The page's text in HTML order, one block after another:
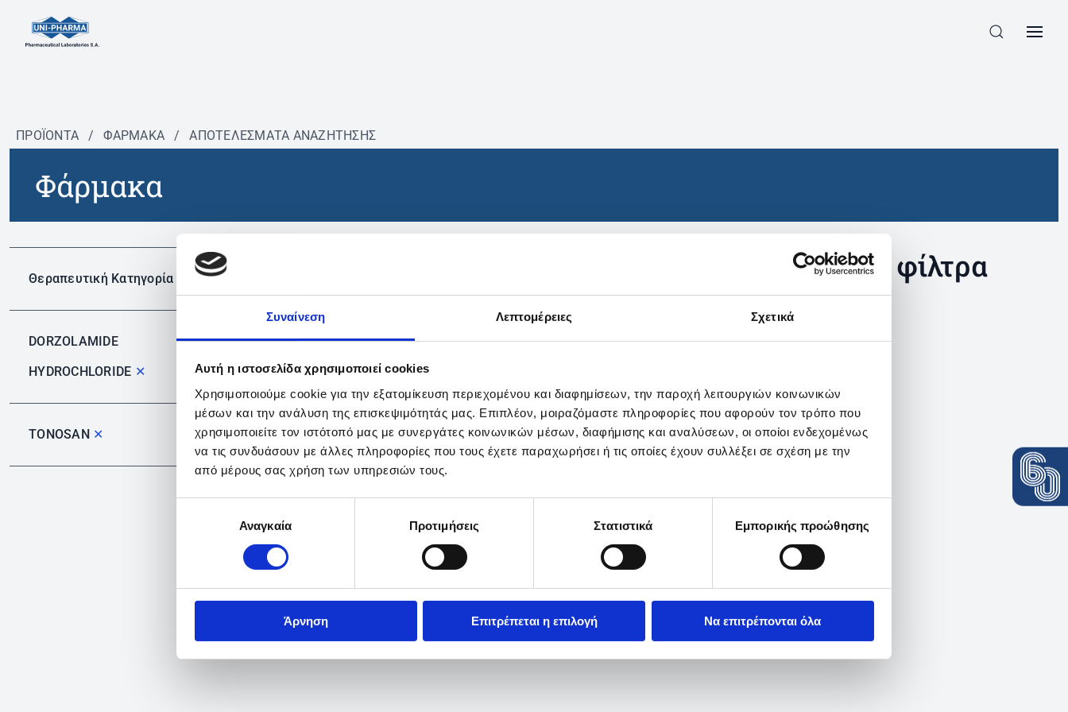
Συναίνεση Λεπτομέρειες Σχετικά
Αυτή η ιστοσελίδα χρησιμοποιεί cookies
Χρησιμοποιούμε cookie για την εξατομίκευση περιεχομένου και διαφημίσεων, την παροχή λειτουργιών κοινωνικών
μέσων και την ανάλυση της επισκεψιμότητάς μας. Επιπλέον, μοιραζόμαστε πληροφορίες που αφορούν τον τρόπο που
χρησιμοποιείτε τον ιστότοπό μας με συνεργάτες κοινωνικών μέσων, διαφήμισης και αναλύσεων, οι οποίοι ενδεχομένως
να τις συνδυάσουν με άλλες πληροφορίες που τους έχετε παραχωρήσει ή τις οποίες έχουν συλλέξει σε σχέση με την
από μέρους σας χρήση των υπηρεσιών τους.
συγκατάθεσηςΑναγκαία Προτιμήσεις Στατιστικά Εμπορικής προώθησης
Άρνηση Επιτρέπεται η επιλογή Να επιτρέπονται όλα
ΠΡΟΪΟΝΤΑ / ΦΆΡΜΑΚΑ / ΑΠΟΤΕΛΕΣΜΑΤΑ ΑΝΑΖΗΤΗΣΗΣ
Φάρμακα
Θεραπευτική Κατηγορία
DORZOLAMIDE
HYDROCHLORIDE ✕
TONOSAN ✕
Δεν βρέθηκαν προϊόντα με τα συγκεκριμένα φίλτρα